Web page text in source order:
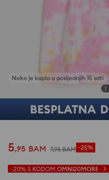
1
5,95 BAM 7,95 BAM -25%
-20% S KODOM OMNI20MORE